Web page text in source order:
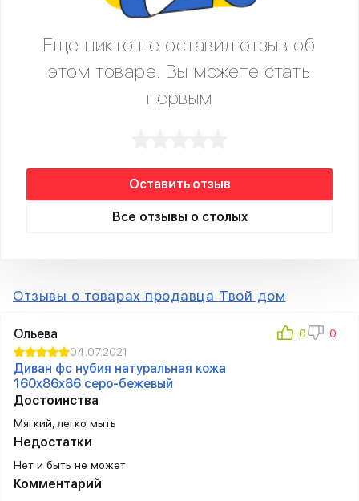
Еще никто не оставил отзыв об
этом товаре. Вы можете стать
первым
Оставить отзыв
Все отзывы о столых
Отзывы о товарах продавца Твой дом
Ольева
04.07.2021
Диван фc нубия натуральная кожа
160x86x86 серо-бежевый
Достоинства
Мягкий, легко мыть
Недостатки
Нет и быть не может
Комментарий